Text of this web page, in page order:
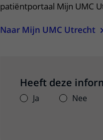
patiëntportaal Mijn UMC
Naar Mijn UMC Utrecht
Heeft deze
Ja Nee